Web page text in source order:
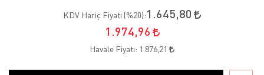
KDV Hariç Fiyatı (%20):1.645,80
1.974,96
Havale Fiyatı: 1.876,21